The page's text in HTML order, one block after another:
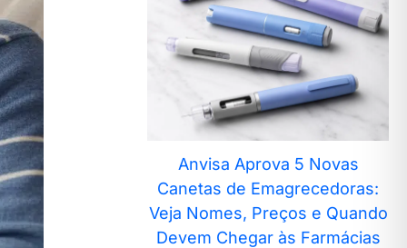
Anvisa Aprova 5 Novas
Canetas de Emagrecedoras:
Veja Nomes, Preços e Quando
Devem Chegar às Farmácias